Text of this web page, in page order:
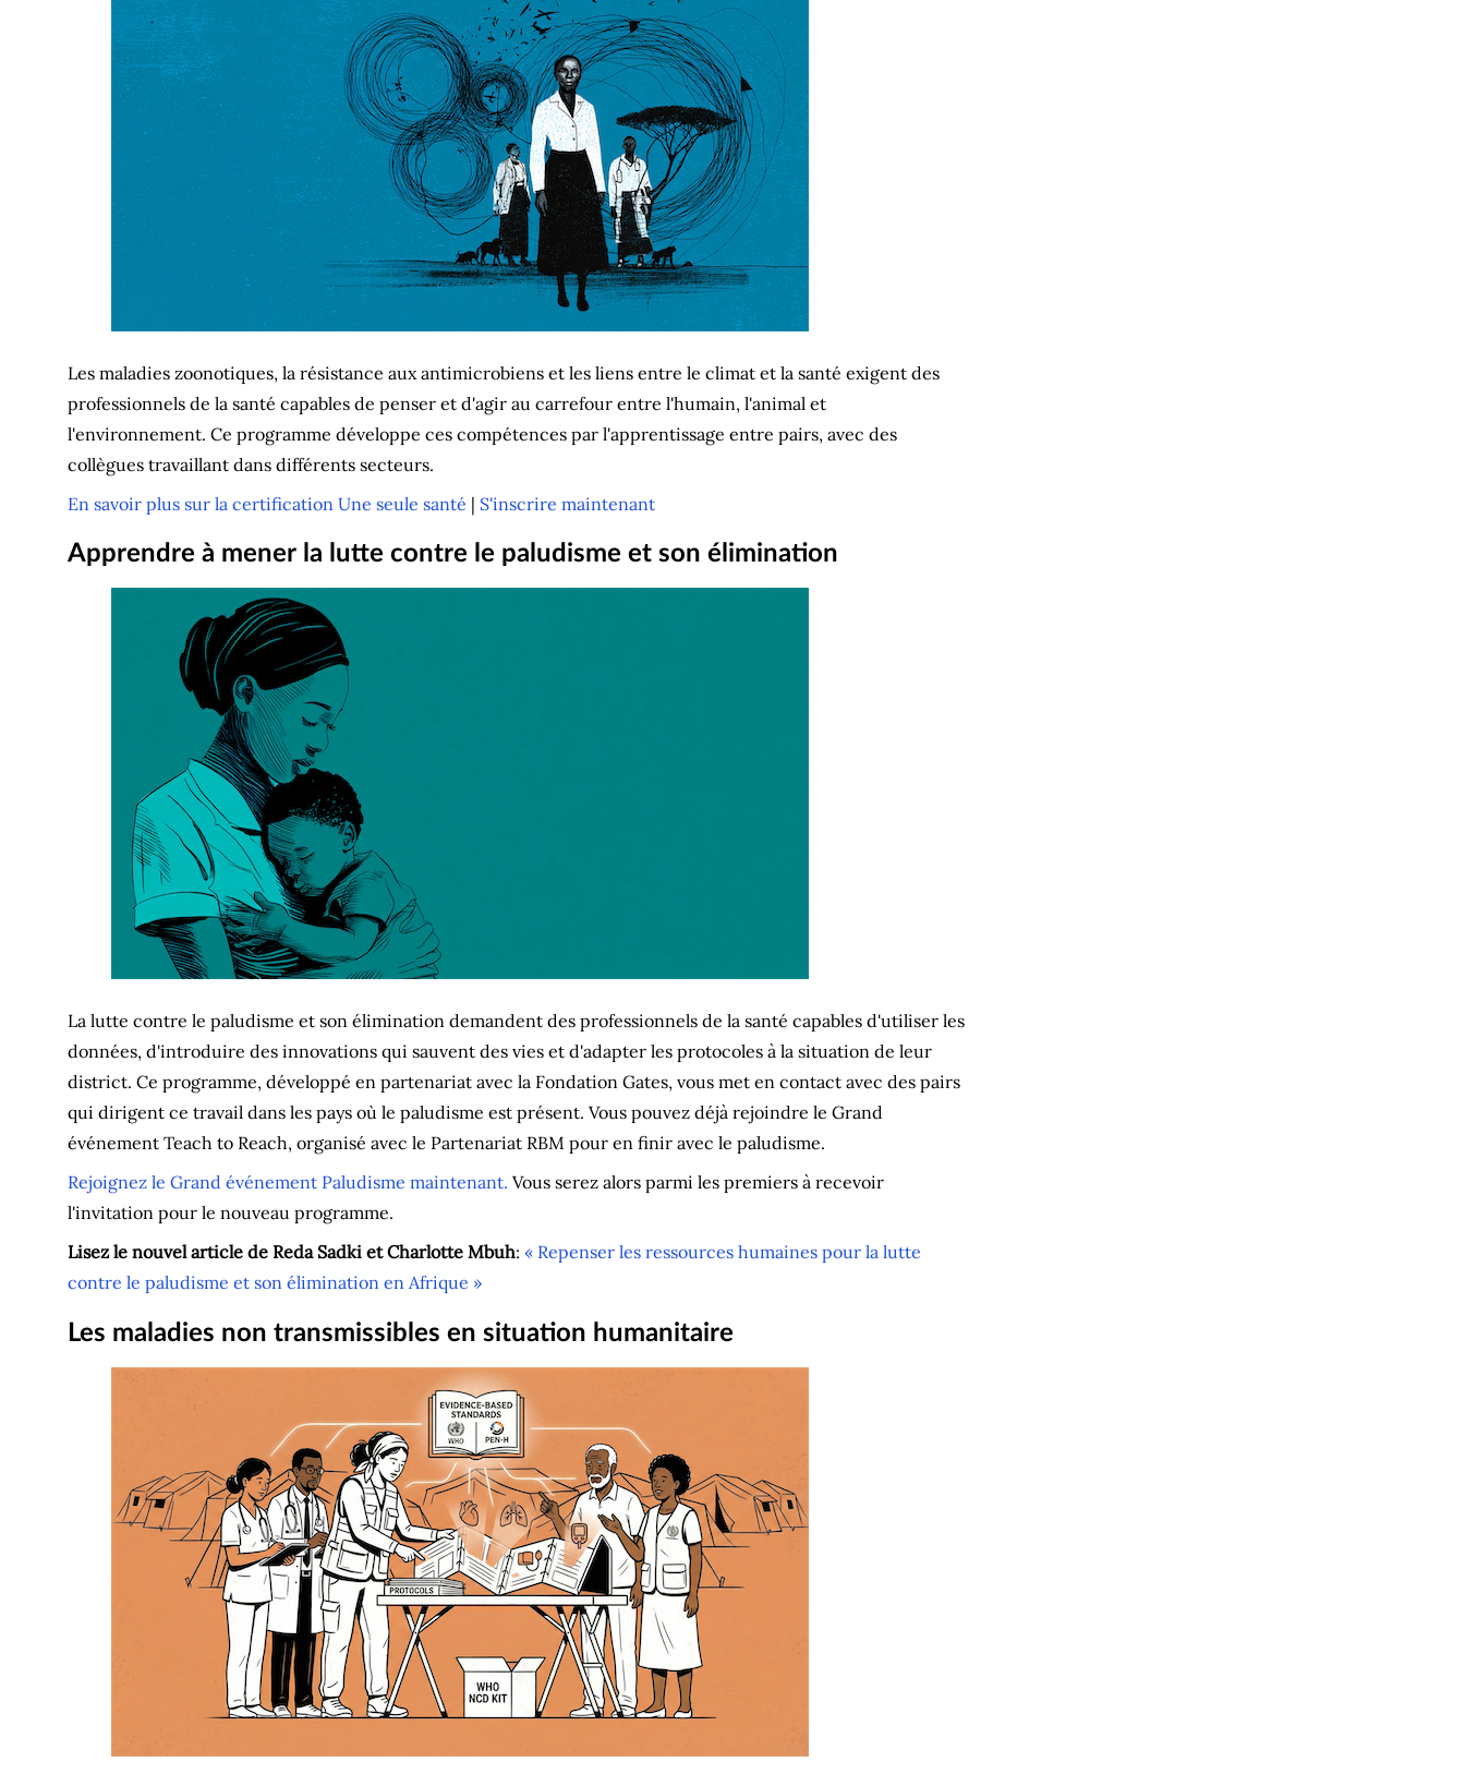
Les maladies zoonotiques, la résistance aux antimicrobiens et les liens entre le climat et la santé exigent des
professionnels de la santé capables de penser et d'agir au carrefour entre l'humain, l'animal et
l'environnement. Ce programme développe ces compétences par l'apprentissage entre pairs, avec des
collègues travaillant dans différents secteurs.
En savoir plus sur la certification Une seule santé | S'inscrire maintenant
Apprendre à mener la lutte contre le paludisme et son élimination
La lutte contre le paludisme et son élimination demandent des professionnels de la santé capables d'utiliser les
données, d'introduire des innovations qui sauvent des vies et d'adapter les protocoles à la situation de leur
district. Ce programme, développé en partenariat avec la Fondation Gates, vous met en contact avec des pairs
qui dirigent ce travail dans les pays où le paludisme est présent. Vous pouvez déjà rejoindre le Grand
événement Teach to Reach, organisé avec le Partenariat RBM pour en finir avec le paludisme.
Rejoignez le Grand événement Paludisme maintenant. Vous serez alors parmi les premiers à recevoir
l'invitation pour le nouveau programme.
Lisez le nouvel article de Reda Sadki et Charlotte Mbuh: « Repenser les ressources humaines pour la lutte
contre le paludisme et son élimination en Afrique »
Les maladies non transmissibles en situation humanitaire